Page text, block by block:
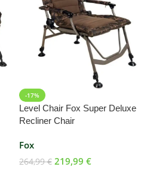
-17%
Level Chair Fox Super Deluxe
Recliner Chair
Fox
264,99€ 219,99 €